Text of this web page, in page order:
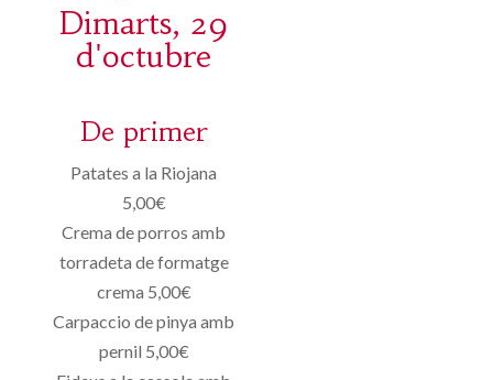
Dimarts, 29
d'octubre
De primer
Patates a la Riojana
5,00€
Crema de porros amb
torradeta de formatge
crema 5,00€
Carpaccio de pinya amb
pernil 5,00€